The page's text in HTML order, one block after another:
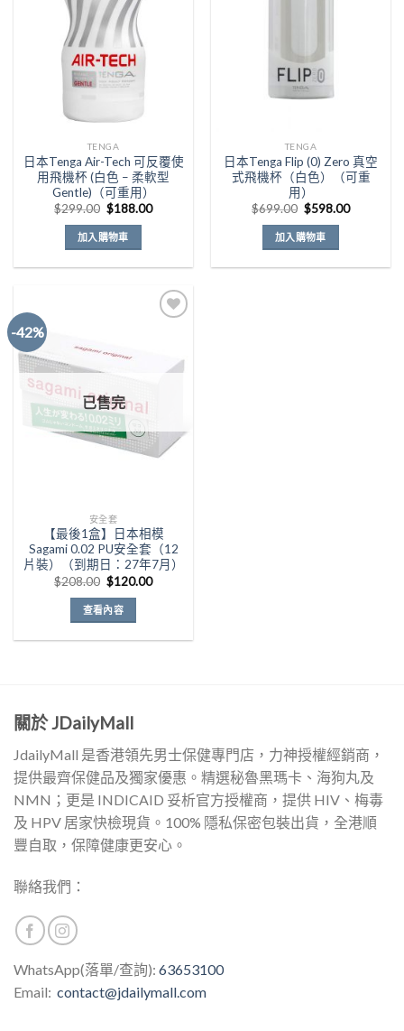
TENGA
日本Tenga Air-Tech 可反覆使
用飛機杯 (白色 – 柔軟型
Gentle)（可重用）
$299.00 原
始
價
格：
$299.00。
$188.00目
加入購物車
TENGA
日本Tenga Flip (0) Zero 真空
式飛機杯（白色）（可重
用）
$699.00 原
始
價
格：
$699.00。
$598.00目
加入購物車
-42%
Add to
Wishlist
已售完
安全套
【最後1盒】日本相模
Sagami 0.02 PU安全套（12
片裝）（到期日：27年7月）
$208.00 原
始
價
格：
$208.00。
$120.00目
查看內容
關於 JDailyMall
JdailyMall 是香港領先男士保健專門店，力神授權經銷商，
提供最齊保健品及獨家優惠。精選秘魯黑瑪卡、海狗丸及
NMN；更是 INDICAID 妥析官方授權商，提供 HIV、梅毒
及 HPV 居家快檢現貨。100% 隱私保密包裝出貨，全港順
豐自取，保障健康更安心。
聯絡我們：
WhatsApp(落單/查詢): 63653100
Email: contact@jdailymall.com